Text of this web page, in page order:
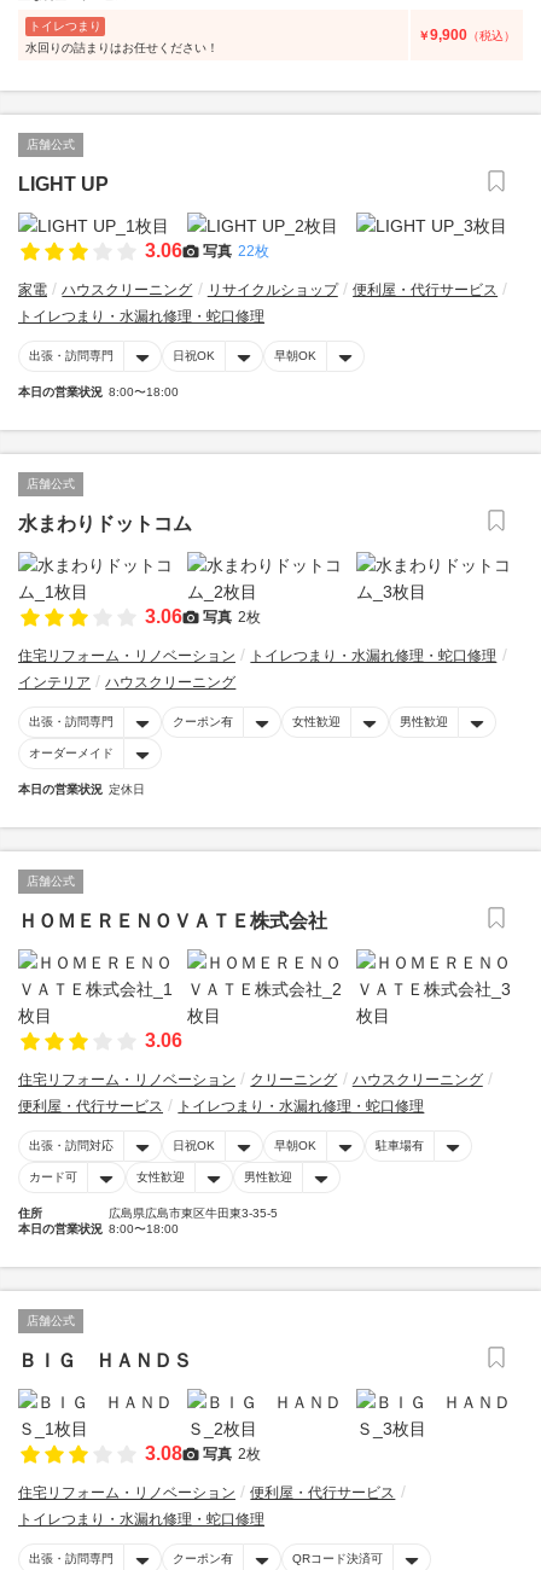
トイレつまり
水回りの詰まりはお任せください！
￥9,900 （税込）
店舗公式
LIGHT UP
3.06 写真 22枚
家電 ハウスクリーニング リサイクルショップ
便利屋・代行サービス
トイレつまり・水漏れ修理・蛇口修理
出張・訪問専門 日祝OK 早朝OK
本日の営業状況 8:00〜18:00
店舗公式
水まわりドットコム
3.06 写真 2枚
住宅リフォーム・リノベーション
トイレつまり・水漏れ修理・蛇口修理
インテリア
ハウスクリーニング
出張・訪問専門 クーポン有 女性歓迎 男性歓迎
オーダーメイド
本日の営業状況 定休日
店舗公式
ＨＯＭＥＲＥＮＯＶＡＴＥ株式会社
3.06
住宅リフォーム・リノベーション クリーニング
ハウスクリーニング
便利屋・代行サービス
トイレつまり・水漏れ修理・蛇口修理
出張・訪問対応 日祝OK 早朝OK 駐車場有
カード可 女性歓迎 男性歓迎
住所
広島県広島市東区牛田東3-35-5
本日の営業状況 8:00〜18:00
店舗公式
ＢＩＧ ＨＡＮＤＳ
3.08 写真 2枚
住宅リフォーム・リノベーション
便利屋・代行サービス
トイレつまり・水漏れ修理・蛇口修理
出張・訪問専門 クーポン有 QRコード決済可